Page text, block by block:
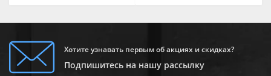
Хотите узнавать первым об акциях и скидках?
Подпишитесь на нашу рассылку